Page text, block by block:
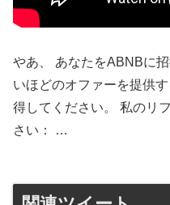
やあ、 あなたをABNBに
いほどのオファーを提供
得してください。 私のリ
さい： …